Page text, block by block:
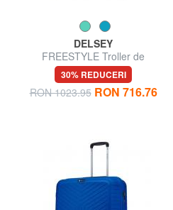
DELSEY
FREESTYLE Troller de
mărime medie
30% REDUCERI
RON 1023.95 RON 716.76